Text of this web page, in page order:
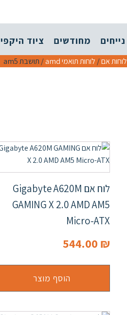
נייחים מחודשים ציוד היקפי
לוחות אם/ לוחות תואמי amd / תושבת am5
לוח אם Gigabyte A620M
GAMING X 2.0 AMD AM5
Micro-ATX
544.00 ₪
הוסף מוצר